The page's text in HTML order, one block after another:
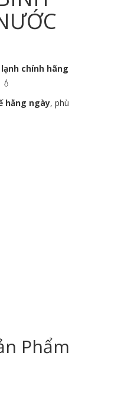
chính hãng
hằng ngày, phù
Phẩm